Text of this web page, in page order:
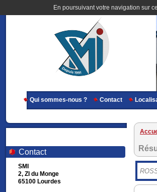
En poursuivant votre navigation sur
Qui sommes-nous ? Contact
Contact
SMI
2, ZI du Monge
65100 Lourdes